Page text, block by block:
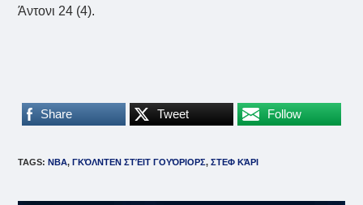
Άντονι 24 (4).
Share Tweet Follow
TAGS: NBA, ΓΚΌΛΝΤΕΝ ΣΤΈΙΤ ΓΟΥΌΡΙΟΡΣ, ΣΤΕΦ ΚΆΡΙ